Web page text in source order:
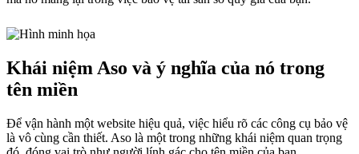
Khái niệm Aso và ý nghĩa của nó trong
tên miền
Để vận hành một website hiệu quả, việc hiểu rõ các công cụ bảo vệ
là vô cùng cần thiết. Aso là một trong những khái niệm quan trọng